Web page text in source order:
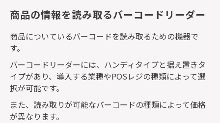
商品の情報を読み取るバーコードリーダー
商品についているバーコードを読み取るための機器で
す。
バーコードリーダーには、ハンディタイプと据え置きタ
イプがあり、導入する業種やPOSレジの種類によって選
択が可能です。
また、読み取りが可能なバーコードの種類によって価格
が異なります。